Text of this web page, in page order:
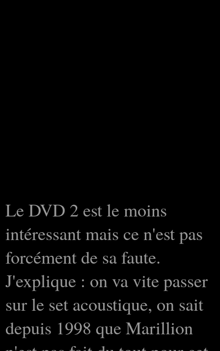
Le DVD 2 est le moins
intéressant mais ce n'est pas
forcément de sa faute.
J'explique : on va vite passer
sur le set acoustique, on sait
depuis 1998 que Marillion